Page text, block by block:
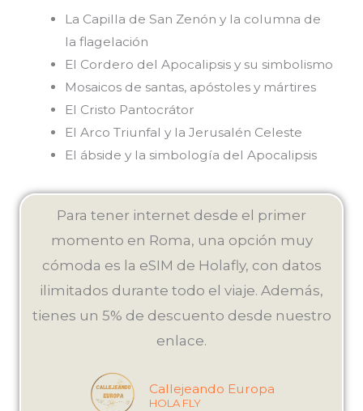
La Capilla de San Zenón y la columna de
la flagelación
El Cordero del Apocalipsis y su simbolismo
Mosaicos de santas, apóstoles y mártires
El Cristo Pantocrátor
El Arco Triunfal y la Jerusalén Celeste
El ábside y la simbología del Apocalipsis
Para tener internet desde el primer
momento en Roma, una opción muy
cómoda es la eSIM de Holafly, con datos
ilimitados durante todo el viaje. Además,
tienes un 5% de descuento desde nuestro
enlace.
Callejeando Europa
HOLA FLY